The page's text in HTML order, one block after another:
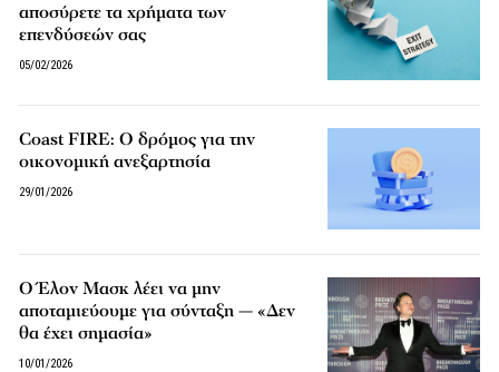
αποσύρετε τα χρήματα των
επενδύσεών σας
05/02/2026
Coast FIRE: Ο δρόμος για την
οικονομική ανεξαρτησία
29/01/2026
Ο Έλον Μασκ λέει να μην
αποταμιεύουμε για σύνταξη — «Δεν
θα έχει σημασία»
10/01/2026